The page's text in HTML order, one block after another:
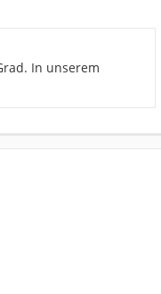
In unserem